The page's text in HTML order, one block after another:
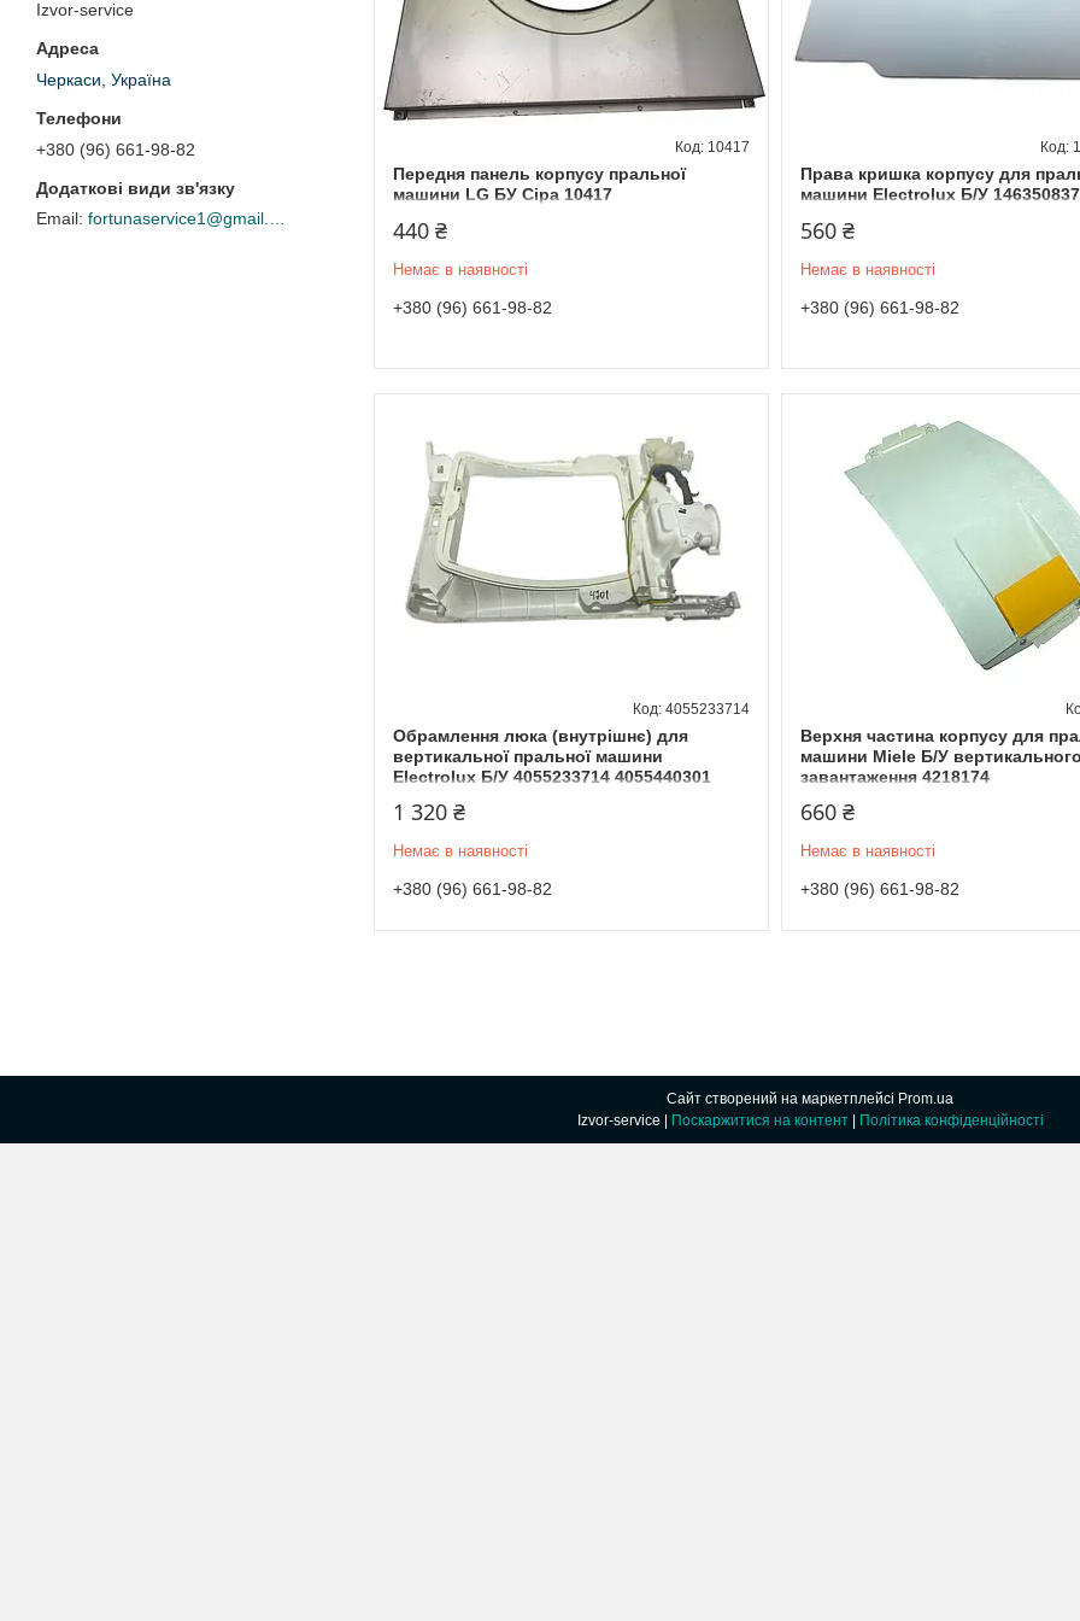
Izvor-service
Черкаси, Україна
+380 (96) 661-98-82
Передня панель корпусу пральної
машини LG БУ Сіра 10417
10417
440 ₴
Немає в наявності
+380 (96) 661-98-82
Права кришка корпусу для
машини Electrolux Б/У
560 ₴
Немає в наявності
+380 (96) 661-98-82
Обрамлення люка (внутрішнє) для
вертикальної пральної машини
Electrolux Б/У 4055233714 4055440301
4055233714
1 320 ₴
Немає в наявності
+380 (96) 661-98-82
Верхня частина корпусу для
машини Miele Б/У
завантаження 4218174
660 ₴
Немає в наявності
+380 (96) 661-98-82
Сайт створений на маркетплейсі Prom.ua
Izvor-service | Поскаржитися на контент | Політика конфіденційності